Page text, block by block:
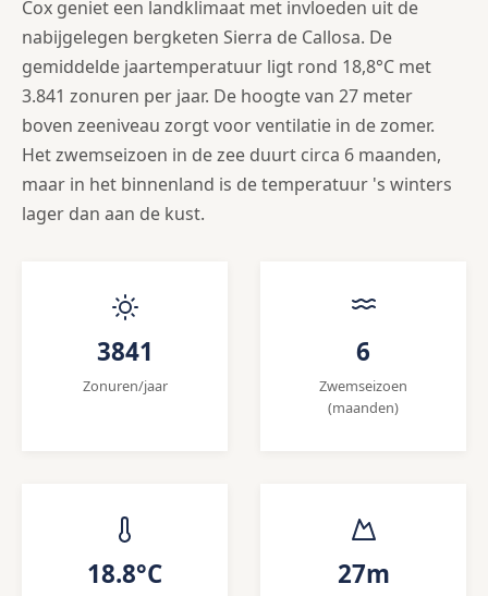
Cox geniet een landklimaat met invloeden uit de
nabijgelegen bergketen Sierra de Callosa. De
gemiddelde jaartemperatuur ligt rond 18,8°C met
3.841 zonuren per jaar. De hoogte van 27 meter
boven zeeniveau zorgt voor ventilatie in de zomer.
Het zwemseizoen in de zee duurt circa 6 maanden,
maar in het binnenland is de temperatuur 's winters
lager dan aan de kust.
3841
Zonuren/jaar
6
Zwemseizoen
(maanden)
18.8°C 27m